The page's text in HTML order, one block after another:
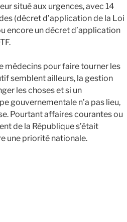
situé aux urgences, avec 14
(décret d’application de la Loi
encore un décret d’application
médecins pour faire tourner les
semblent ailleurs, la gestion
les choses et si un
gouvernementale n’a pas lieu,
Pourtant affaires courantes ou
de la République s’était
une priorité nationale.